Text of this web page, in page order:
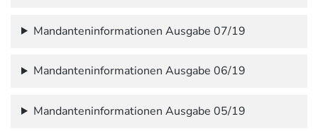
Mandanteninformationen Ausgabe 07/19
Mandanteninformationen Ausgabe 06/19
Mandanteninformationen Ausgabe 05/19